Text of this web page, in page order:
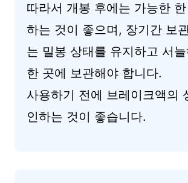
따라서 개봉 후에는 가능한
하는 것이 좋으며, 장기간 보
는 밀봉 상태를 유지하고 서
한 곳에 보관해야 합니다.
사용하기 전에 브레이크액의
인하는 것이 좋습니다.